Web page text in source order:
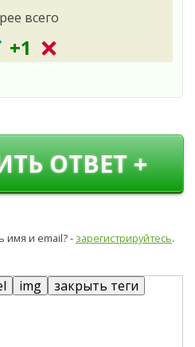
всего
+1
ОТВЕТ +
имя и email? - зарегистрируйтесь.